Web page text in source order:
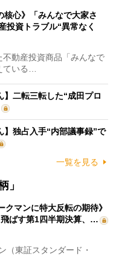
核心》「みんなで大家さ
投資トラブル“異常なく
動産投資商品「みんなで
ている…
】二転三転した“成田プロ
】独占入手“内部議事録”で
一覧を見る
」
クマンに特大反転の期待》
ばす第1四半期決算、…
東証スタンダード・